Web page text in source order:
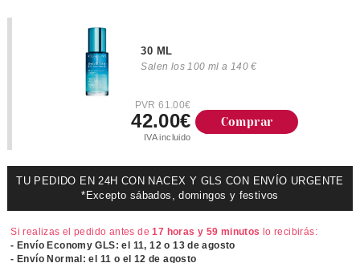
30 ML
Salen los 100 ml a 140 €
PVR 61.00€
42.00€
IVA incluido
Comprar
TU PEDIDO EN 24H CON NACEX Y GLS CON ENVÍO URGENTE
*Excepto sábados, domingos y festivos
Si realizas el pedido antes de17 horas y 59 minutos lo recibirás:
- Envío Economy GLS: el 11, 12 o 13 de agosto
- Envío Normal: el 11 o el 12 de agosto